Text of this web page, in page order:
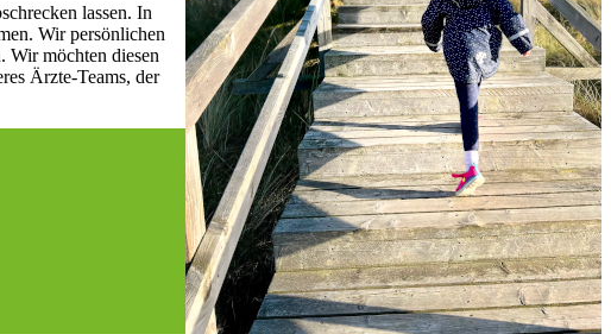
lassen. In
Wir persönlichen
Wir möchten diesen
Ärzte-Teams, der